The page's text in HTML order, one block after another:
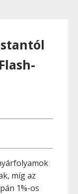
míg az
1%-os